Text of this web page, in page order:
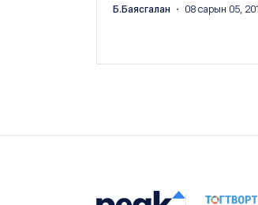
Б.Баясгалан ・ 08 сарын 05,